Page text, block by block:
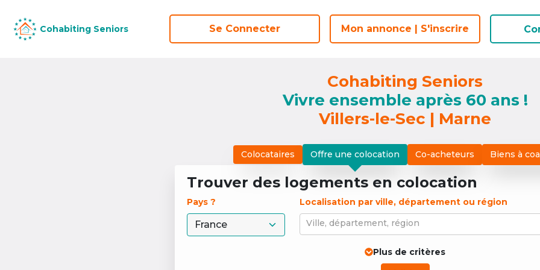
Cohabiting Seniors Se Connecter Mon annonce | S'inscrire
Cohabiting Seniors Se Connecter Mon annonce | S'inscrire
Cohabiting Seniors
Vivre ensemble après 60 ans !
Villers-le-Sec | Marne
Colocataires Offre une colocation Co-acheteurs Biens à
Trouver des logements en colocation
Pays ?
Localisation par ville, département ou région
Ville, département, région
Plus de critères